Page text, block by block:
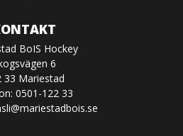
BoIS Hockey
6
33 Mariestad
0501-122 33